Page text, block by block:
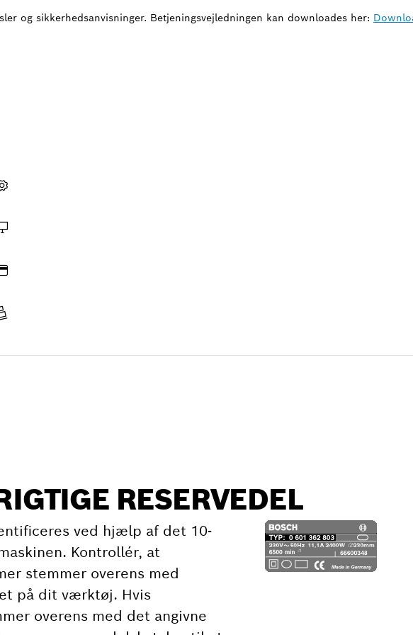
og sikkerhedsanvisninger. Betjeningsvejledningen kan downloades her:
RESERVEDEL
ved hjælp af det 10-
Kontrollér, at
stemmer overens med
på dit værktøj. Hvis
overens med det angivne